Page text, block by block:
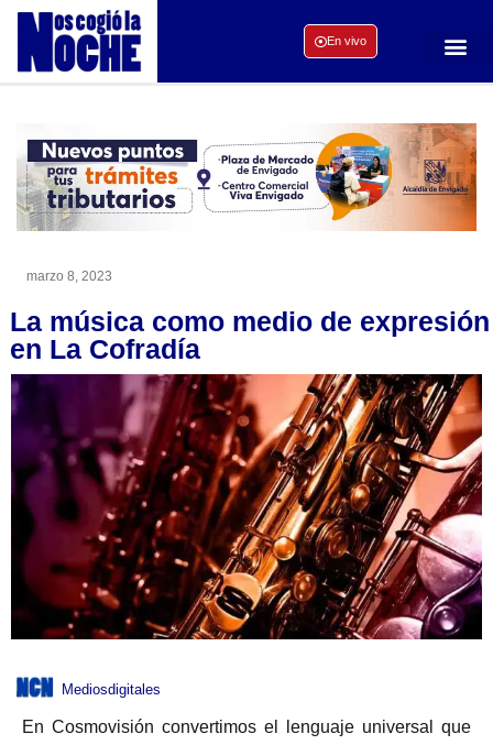
En vivo
marzo 8, 2023
La música como medio de expresión
en La Cofradía
Mediosdigitales
En Cosmovisión convertimos el lenguaje universal que